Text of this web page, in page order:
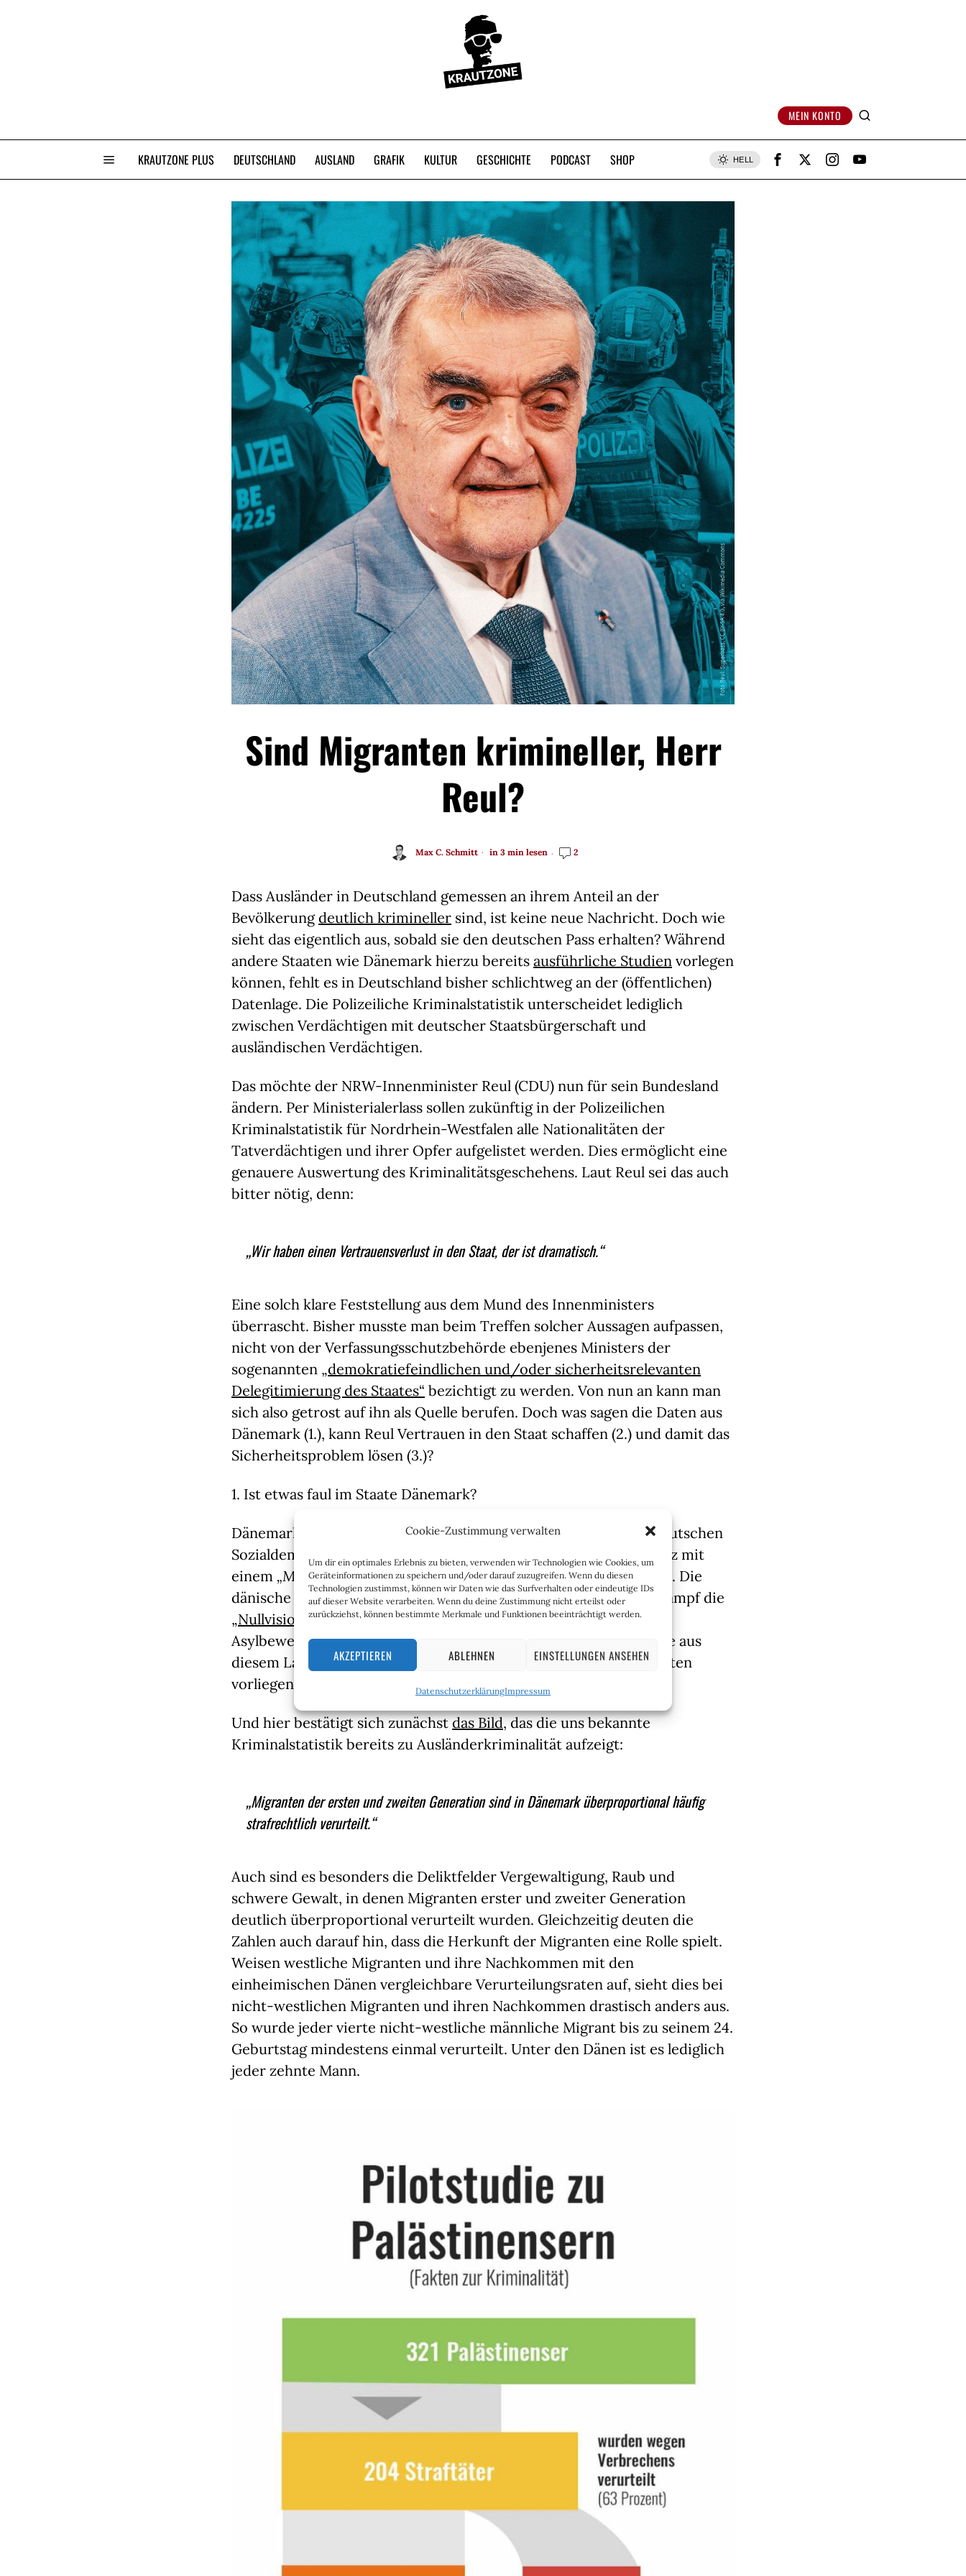
Cookie-Zustimmung verwalten
Um dir ein optimales Erlebnis zu bieten, verwenden wir Technologien wie Cookies, um
Geräteinformationen zu speichern und/oder darauf zuzugreifen. Wenn du diesen
Technologien zustimmst, können wir Daten wie das Surfverhalten oder eindeutige IDs
auf dieser Website verarbeiten. Wenn du deine Zustimmung nicht erteilst oder
zurückziehst, können bestimmte Merkmale und Funktionen beeinträchtigt werden.
AKZEPTIEREN ABLEHNEN EINSTELLUNGEN ANSEHEN
DatenschutzerklärungImpressum
MEIN KONTO
KRAUTZONE PLUS DEUTSCHLAND AUSLAND GRAFIK KULTUR GESCHICHTE PODCAST SHOP HELL
Sind Migranten krimineller, Herr
Reul?
Max C. Schmitt in 3 min lesen 2
Dass Ausländer in Deutschland gemessen an ihrem Anteil an der
Bevölkerungdeutlich krimineller sind, ist keine neue Nachricht. Doch wie
sieht das eigentlich aus, sobald sie den deutschen Pass erhalten? Während
andere Staaten wie Dänemark hierzu bereits ausführliche Studien vorlegen
können, fehlt es in Deutschland bisher schlichtweg an der (öffentlichen)
Datenlage. Die Polizeiliche Kriminalstatistik unterscheidet lediglich
zwischen Verdächtigen mit deutscher Staatsbürgerschaft und
ausländischen Verdächtigen.
Das möchte der NRW-Innenminister Reul (CDU) nun für sein Bundesland
ändern. Per Ministerialerlass sollen zukünftig in der Polizeilichen
Kriminalstatistik für Nordrhein-Westfalen alle Nationalitäten der
Tatverdächtigen und ihrer Opfer aufgelistet werden. Dies ermöglicht eine
genauere Auswertung des Kriminalitätsgeschehens. Laut Reul sei das auch
bitter nötig, denn:
„Wir haben einen Vertrauensverlust in den Staat, der ist dramatisch.“
Eine solch klare Feststellung aus dem Mund des Innenministers
überrascht. Bisher musste man beim Treffen solcher Aussagen aufpassen,
nicht von der Verfassungsschutzbehörde ebenjenes Ministers der
sogenannten „demokratiefeindlichen und/oder sicherheitsrelevanten
Delegitimierung des Staates“ bezichtigt zu werden. Von nun an kann man
sich also getrost auf ihn als Quelle berufen. Doch was sagen die Daten aus
Dänemark (1.), kann Reul Vertrauen in den Staat schaffen (2.) und damit das
Sicherheitsproblem lösen (3.)?
1. Ist etwas faul im Staate Dänemark?
Dänemark wird sozialdemokratisch regiert. Doch während die deutschen
Sozialdemokraten unter dem damaligen Bundeskanzler Olaf Scholz mit
einem „Mehr für alle“warben, ist man im Norden anders gestrickt. Die
dänische Sozialdemokratin Mette Frederiksen rief 2019 im Wahlkampf die
„Nullvision“aus; und entschied mit ihrem erklärten Ziel von null
Asylbewerbern die Wahlen für sich. Kein Wunder also, dass gerade aus
diesem Land nun ausführliche Zahlen zur Kriminalität von Migranten
vorliegen.
Und hier bestätigt sich zunächstdas Bild, das die uns bekannte
Kriminalstatistik bereits zu Ausländerkriminalität aufzeigt:
„Migranten der ersten und zweiten Generation sind in Dänemark überproportional häufig
strafrechtlich verurteilt.“
Auch sind es besonders die Deliktfelder Vergewaltigung, Raub und
schwere Gewalt, in denen Migranten erster und zweiter Generation
deutlich überproportional verurteilt wurden. Gleichzeitig deuten die
Zahlen auch darauf hin, dass die Herkunft der Migranten eine Rolle spielt.
Weisen westliche Migranten und ihre Nachkommen mit den
einheimischen Dänen vergleichbare Verurteilungsraten auf, sieht dies bei
nicht-westlichen Migranten und ihren Nachkommen drastisch anders aus.
So wurde jeder vierte nicht-westliche männliche Migrant bis zu seinem 24.
Geburtstag mindestens einmal verurteilt. Unter den Dänen ist es lediglich
jeder zehnte Mann.